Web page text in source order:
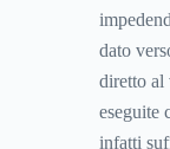
dato
diretto al
eseguite
infatti